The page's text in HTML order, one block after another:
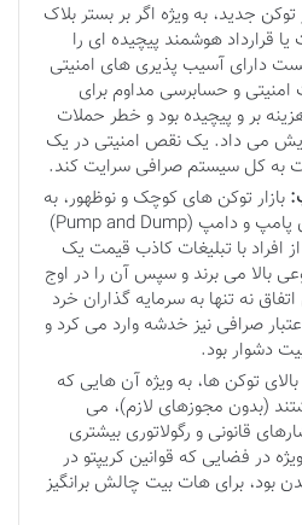
جدید، به ویژه اگر بر بستر بلاک
قرارداد هوشمند پیچیده ای را
دارای آسیب پذیری های امنیتی
امنیتی و حسابرسی مداوم برای
بر و پیچیده بود و خطر حملات
می داد. یک نقص امنیتی در یک
به کل سیستم صرافی سرایت کند.
بازار توکن های کوچک و نوظهور، به
شدت مستعد طرح های پامپ و دامپ (Pump and Dump)
با تبلیغات کاذب قیمت یک
بالا می برند و سپس آن را در اوج
نه تنها به سرمایه گذاران خرد
صرافی نیز خدشه وارد می کرد و
دشوار بود.
توکن ها، به ویژه آن هایی که
(بدون مجوزهای لازم)، می
قانونی و رگولاتوری بیشتری
در فضایی که قوانین کریپتو در
بود، برای هات بیت چالش برانگیز